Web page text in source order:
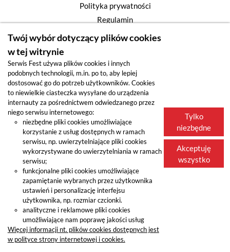
Polityka prywatności
Regulamin
Oferta hurtowni
O nas
Twój wybór dotyczący plików cookies
w tej witrynie
Serwis Fest używa plików cookies i innych
podobnych technologii, m.in. po to, aby lepiej
dostosować go do potrzeb użytkowników. Cookies
to niewielkie ciasteczka wysyłane do urządzenia
internauty za pośrednictwem odwiedzanego przez
niego serwisu internetowego:
niezbędne pliki cookies umożliwiające
korzystanie z usług dostępnych w ramach
serwisu, np. uwierzytelniające pliki cookies
wykorzystywane do uwierzytelniania w ramach
serwisu;
funkcjonalne pliki cookies umożliwiające
zapamiętanie wybranych przez użytkownika
ustawień i personalizację interfejsu
użytkownika, np. rozmiar czcionki.
analityczne i reklamowe pliki cookies
umożliwiające nam poprawę jakości usług
Więcej informacji nt. plików cookies dostępnych jest
w polityce strony internetowej i cookies.
Tylko
niezbędne
Akceptuję
wszystko